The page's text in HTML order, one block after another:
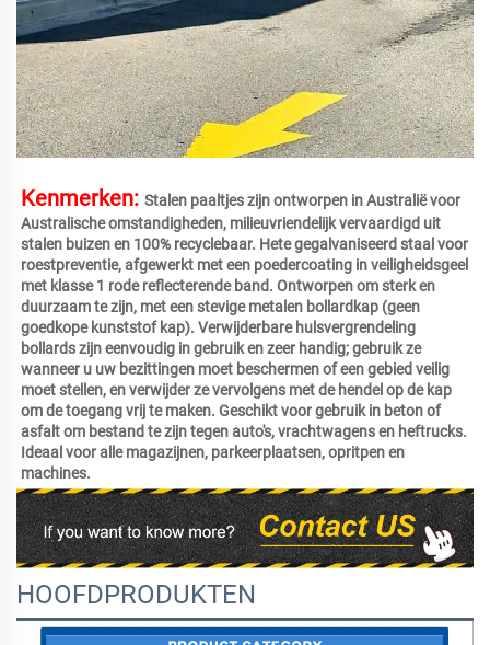
Kenmerken: Stalen paaltjes zijn ontworpen in Australië voor
Australische omstandigheden, milieuvriendelijk vervaardigd uit
stalen buizen en 100% recyclebaar. Hete gegalvaniseerd staal voor
roestpreventie, afgewerkt met een poedercoating in veiligheidsgeel
met klasse 1 rode reflecterende band. Ontworpen om sterk en
duurzaam te zijn, met een stevige metalen bollardkap (geen
goedkope kunststof kap). Verwijderbare hulsvergrendeling
bollards zijn eenvoudig in gebruik en zeer handig; gebruik ze
wanneer u uw bezittingen moet beschermen of een gebied veilig
moet stellen, en verwijder ze vervolgens met de hendel op de kap
om de toegang vrij te maken. Geschikt voor gebruik in beton of
asfalt om bestand te zijn tegen auto's, vrachtwagens en heftrucks.
Ideaal voor alle magazijnen, parkeerplaatsen, opritpen en
machines.
HOOFDPRODUKTEN